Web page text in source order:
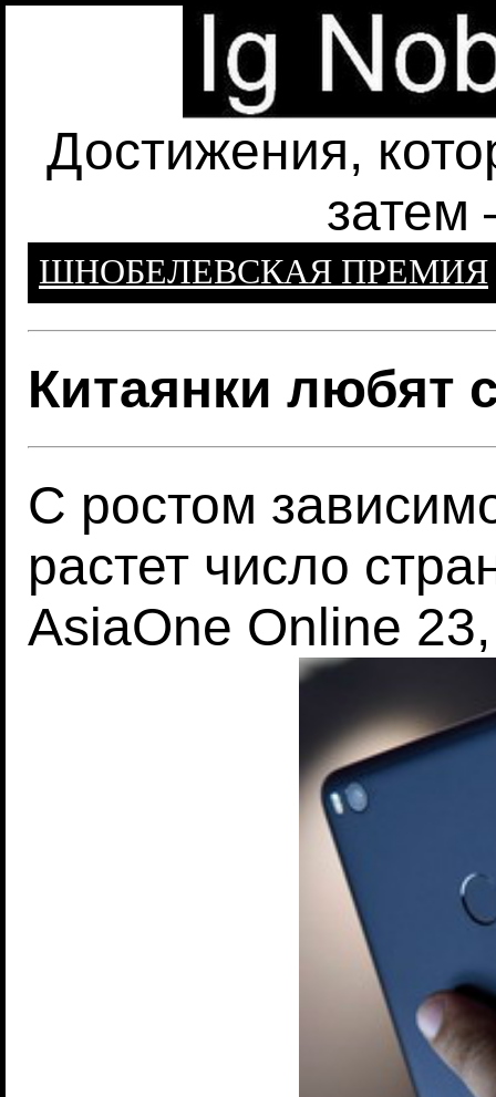
Достижения,
затем
ШНОБЕЛЕВСКАЯ ПРЕМИЯ
Китаянки любят
С ростом
растет число
AsiaOne Online